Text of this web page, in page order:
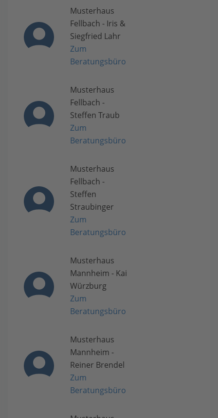
Musterhaus
Fellbach - Iris &
Siegfried Lahr
Zum
Beratungsbüro
Musterhaus
Fellbach -
Steffen Traub
Zum
Beratungsbüro
Musterhaus
Fellbach -
Steffen
Straubinger
Zum
Beratungsbüro
Musterhaus
Mannheim - Kai
Würzburg
Zum
Beratungsbüro
Musterhaus
Mannheim -
Reiner Brendel
Zum
Beratungsbüro